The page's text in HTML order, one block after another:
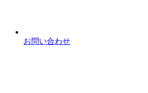
お問い合わせ